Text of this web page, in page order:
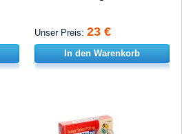
Unser Preis: 23 €
In den Warenkorb